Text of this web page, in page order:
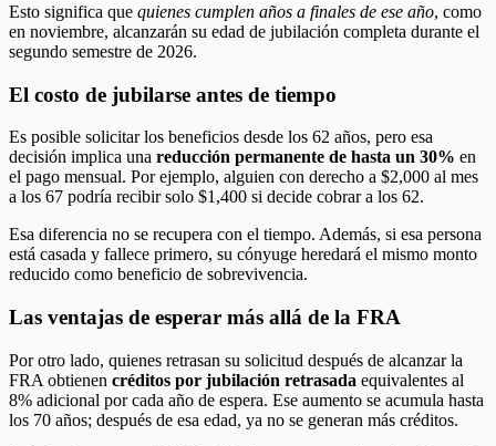
Esto significa que quienes cumplen años a finales de ese año, como
en noviembre, alcanzarán su edad de jubilación completa durante el
segundo semestre de 2026.
El costo de jubilarse antes de tiempo
Es posible solicitar los beneficios desde los 62 años, pero esa
decisión implica una reducción permanente de hasta un 30% en
el pago mensual. Por ejemplo, alguien con derecho a $2,000 al mes
a los 67 podría recibir solo $1,400 si decide cobrar a los 62.
Esa diferencia no se recupera con el tiempo. Además, si esa persona
está casada y fallece primero, su cónyuge heredará el mismo monto
reducido como beneficio de sobrevivencia.
Las ventajas de esperar más allá de la FRA
Por otro lado, quienes retrasan su solicitud después de alcanzar la
FRA obtienen créditos por jubilación retrasada equivalentes al
8% adicional por cada año de espera. Ese aumento se acumula hasta
los 70 años; después de esa edad, ya no se generan más créditos.